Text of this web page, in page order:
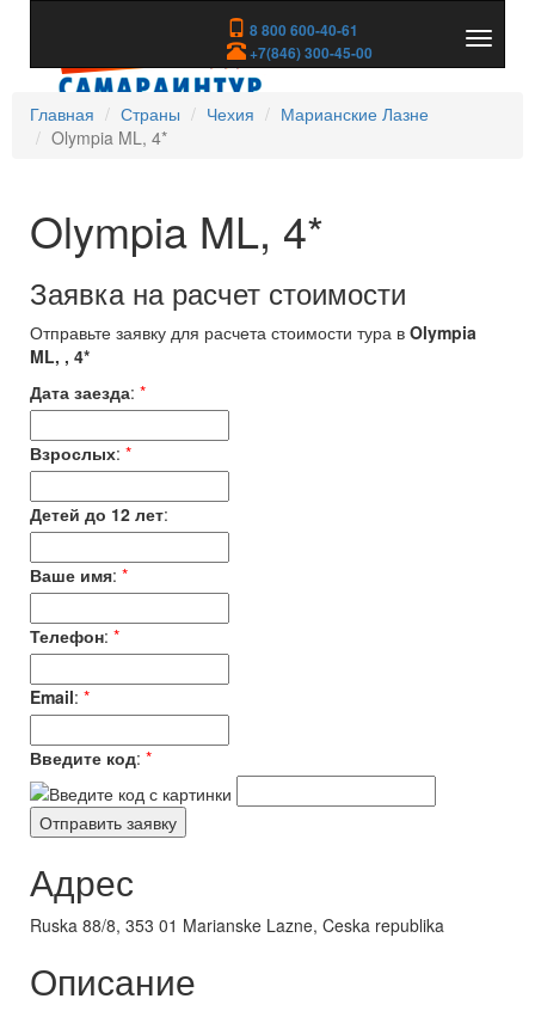
8 800 600-40-61
+7(846) 300-45-00
скрыть
Главная
Страны Чехия
Марианские Лазне
Olympia ML, 4*
Olympia ML, 4*
Заявка на расчет стоимости
Отправьте заявку для расчета стоимости тура в Olympia
ML, , 4*
Дата заезда: *
Взрослых: *
Детей до 12 лет:
Ваше имя: *
Телефон: *
Email: *
Введите код: *
Адрес
Ruska 88/8, 353 01 Marianske Lazne, Ceska republika
Описание